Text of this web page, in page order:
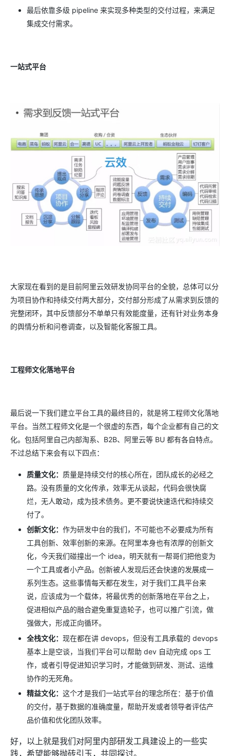
最后依靠多级 pipeline 来实现多种类型的交付过程，来满足
集成交付需求。
一站式平台
大家现在看到的是目前阿里云效研发协同平台的全貌，总体可以分
为项目协作和持续交付两大部分，交付部分形成了从需求到反馈的
完整闭环，其中反馈部分不单单只有效能度量，还有针对业务本身
的舆情分析和问卷调查，以及智能化客服工具。
工程师文化落地平台
最后说一下我们建立平台工具的最终目的，就是将工程师文化落地
平台。当然工程师文化是一个很虚的东西，每个企业都有自己的文
化。包括阿里自己内部淘系、B2B、阿里云等 BU 都有各自特点。
不过总结下来会有以下四点：
质量文化： 质量是持续交付的核心所在，团队成长的必经之
路。没有质量的文化传承，效率无从谈起，代码会很快腐
烂，无人敢动，成为技术债务。更不要说快速迭代和持续交
付了。
创新文化： 作为研发中台的我们，不可能也不必要成为所有
工具创新、效率创新的来源。在阿里本身也有浓厚的创新文
化，今天我们碰撞出一个 idea，明天就有一帮哥们把他变为
一个工具或者小产品。创新被人发现后还会快速的发展成一
系列生态。这些事情每天都在发生，对于我们工具平台来
说，应该成为一个载体，将最优秀的创新落地在平台之上，
促进相似产品的融合避免重复造轮子，也可以推广引流，做
强做大，形成正向循环。
全栈文化： 现在都在讲 devops，但没有工具承载的 devops
基本上是空谈，当我们平台可以帮助 dev 自动完成 ops 工
作，或者引导促进知识学习时，才能做到研发、测试、运维
协作的无死角。
精益文化： 这个才是我们一站式平台的理念所在：基于价值
的交付，基于数据的准确度量，帮助开发或者领导者评估产
品价值和优化团队效率。
好，以上就是我们对阿里内部研发工具建设上的一些实
践，希望能够抛砖引玉，共同探讨。